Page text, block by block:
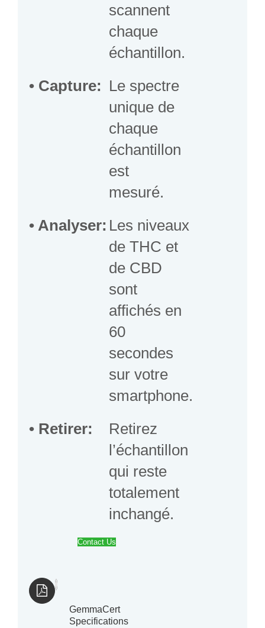
scannent
chaque
échantillon.
• Capture: Le spectre
unique de
chaque
échantillon
est
mesuré.
• Analyser: Les niveaux
de THC et
de CBD
sont
affichés en
60
secondes
sur votre
smartphone.
• Retirer:
Retirez
l’échantillon
qui reste
totalement
inchangé.
Contact Us
GemmaCert
Specifications